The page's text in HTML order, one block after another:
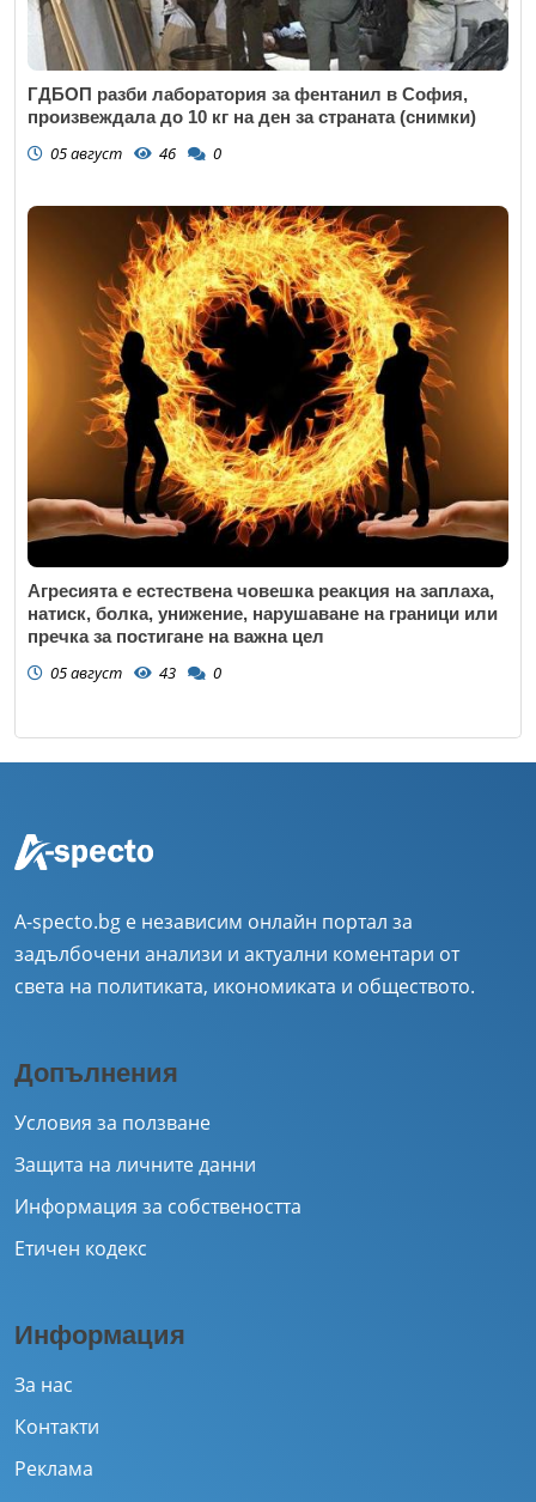
ГДБОП разби лаборатория за фентанил в София,
произвеждала до 10 кг на ден за страната (снимки)
05 август 46 0
Агресията е естествена човешка реакция на заплаха,
натиск, болка, унижение, нарушаване на граници или
пречка за постигане на важна цел
05 август 43 0
A-specto.bg е независим онлайн портал за
задълбочени анализи и актуални коментари от
света на политиката, икономиката и обществото.
Допълнения
Условия за ползване
Защита на личните данни
Информация за собствеността
Етичен кодекс
Информация
За нас
Контакти
Реклама